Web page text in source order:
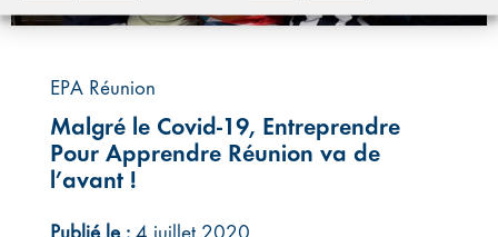
EPA Réunion
Malgré le Covid-19, Entreprendre
Pour Apprendre Réunion va de
l’avant !